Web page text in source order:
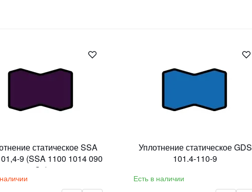
статическое SSA
9 (SSA 1100 1014 090
C0)
Уплотнение статическое GDS
101.4-110-9
Есть в наличии